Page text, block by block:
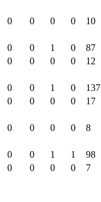
0 0 0 0 10
0 0 1 0 87
0 0 0 0 12
0 0 1 0 137
0 0 0 0 17
0 0 0 0 8
0 0 1 1 98
0 0 0 0 7